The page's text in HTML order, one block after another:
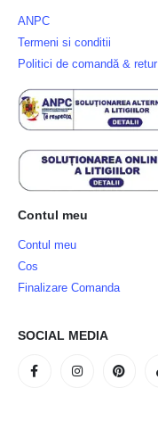
ANPC
Termeni si conditii
Politici de comandă & retur
Contul meu
Contul meu
Cos
Finalizare Comanda
SOCIAL MEDIA